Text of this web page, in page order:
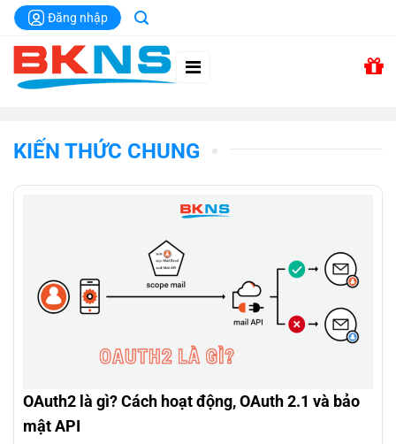
Chuyển
đến
dung
Đăng nhập
KIẾN THỨC CHUNG
OAuth2 là gì? Cách hoạt động, OAuth 2.1 và bảo
mật API